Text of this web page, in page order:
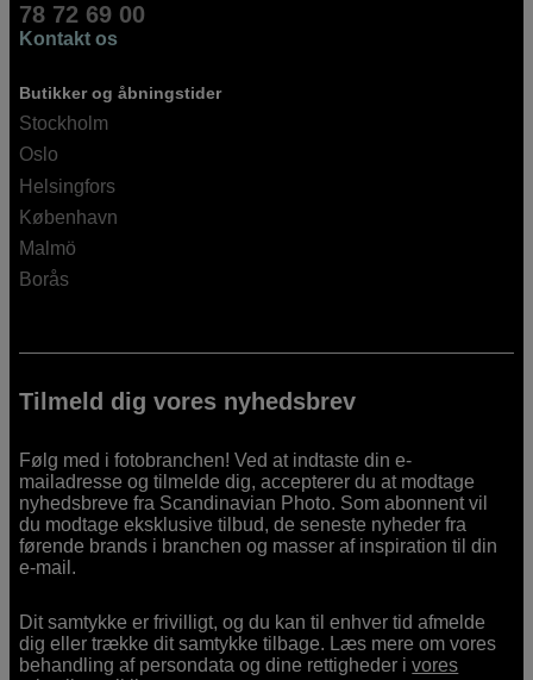
78 72 69 00
Kontakt os
Butikker og åbningstider
Stockholm
Oslo
Helsingfors
København
Malmö
Borås
Tilmeld dig vores nyhedsbrev
Følg med i fotobranchen! Ved at indtaste din e-
mailadresse og tilmelde dig, accepterer du at modtage
nyhedsbreve fra Scandinavian Photo. Som abonnent vil
du modtage eksklusive tilbud, de seneste nyheder fra
førende brands i branchen og masser af inspiration til din
e-mail.
Dit samtykke er frivilligt, og du kan til enhver tid afmelde
dig eller trække dit samtykke tilbage. Læs mere om vores
behandling af persondata og dine rettigheder ivores